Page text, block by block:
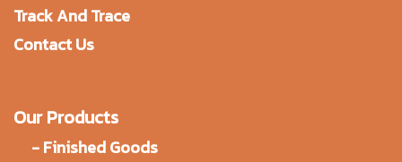
Track And Trace
Contact Us
Our Products
-Finished Goods